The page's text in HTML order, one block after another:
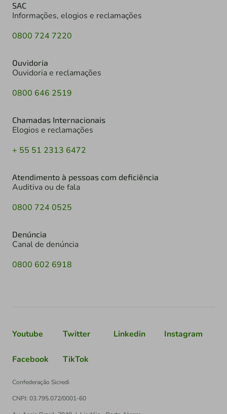
SAC
Informações, elogios e reclamações
0800 724 7220
Ouvidoria
Ouvidoria e reclamações
0800 646 2519
Chamadas Internacionais
Elogios e reclamações
+ 55 51 2313 6472
Atendimento à pessoas com deficiência
Auditiva ou de fala
0800 724 0525
Denúncia
Canal de denúncia
0800 602 6918
Youtube Twitter Linkedin Instagram
Facebook TikTok
Confederação Sicredi
CNPJ: 03.795.072/0001-60